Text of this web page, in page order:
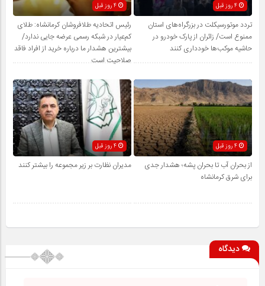
4 روز قبل
تردد موتورسیکلت در بزرگراه‌های استان
ممنوع است/ زائران از پارک خودرو در
حاشیه موکب‌ها خودداری کنند
رئیس اتحادیه طلافروشان کرمانشاه: طلای
کم‌عیار در شبکه رسمی عرضه جایی ندارد/
بیشترین هشدار ما درباره خرید از افراد فاقد
صلاحیت است
4 روز قبل
از بحران آب تا بحران پشه؛ هشدار جدی
برای شرق کرمانشاه
مدیران نظارت بر زیر مجموعه را بیشتر کنند
دیدگاه